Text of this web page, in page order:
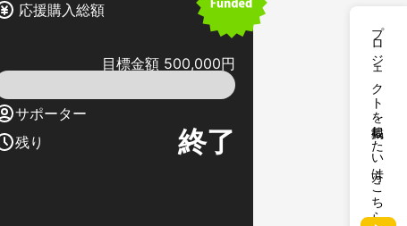
プロジェクトを掲載したい方はこちら
応援購入総額
目標金額 500,000円
サポーター
残り
終了